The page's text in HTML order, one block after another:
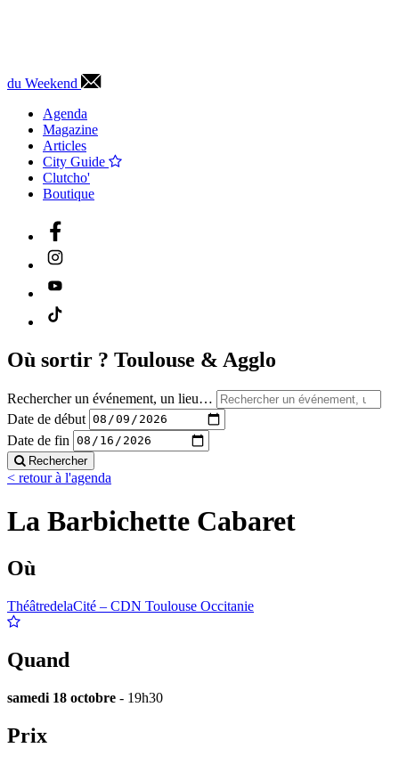
du Weekend
Agenda
Magazine
Articles
City Guide
Clutcho'
Boutique
Où sortir ? Toulouse & Agglo
Rechercher un événement, un lieu…
Date de début
Date de fin
Rechercher
< retour à l'agenda
La Barbichette Cabaret
Où
ThéâtredelaCité – CDN Toulouse Occitanie
Quand
samedi 18 octobre - 19h30
Prix